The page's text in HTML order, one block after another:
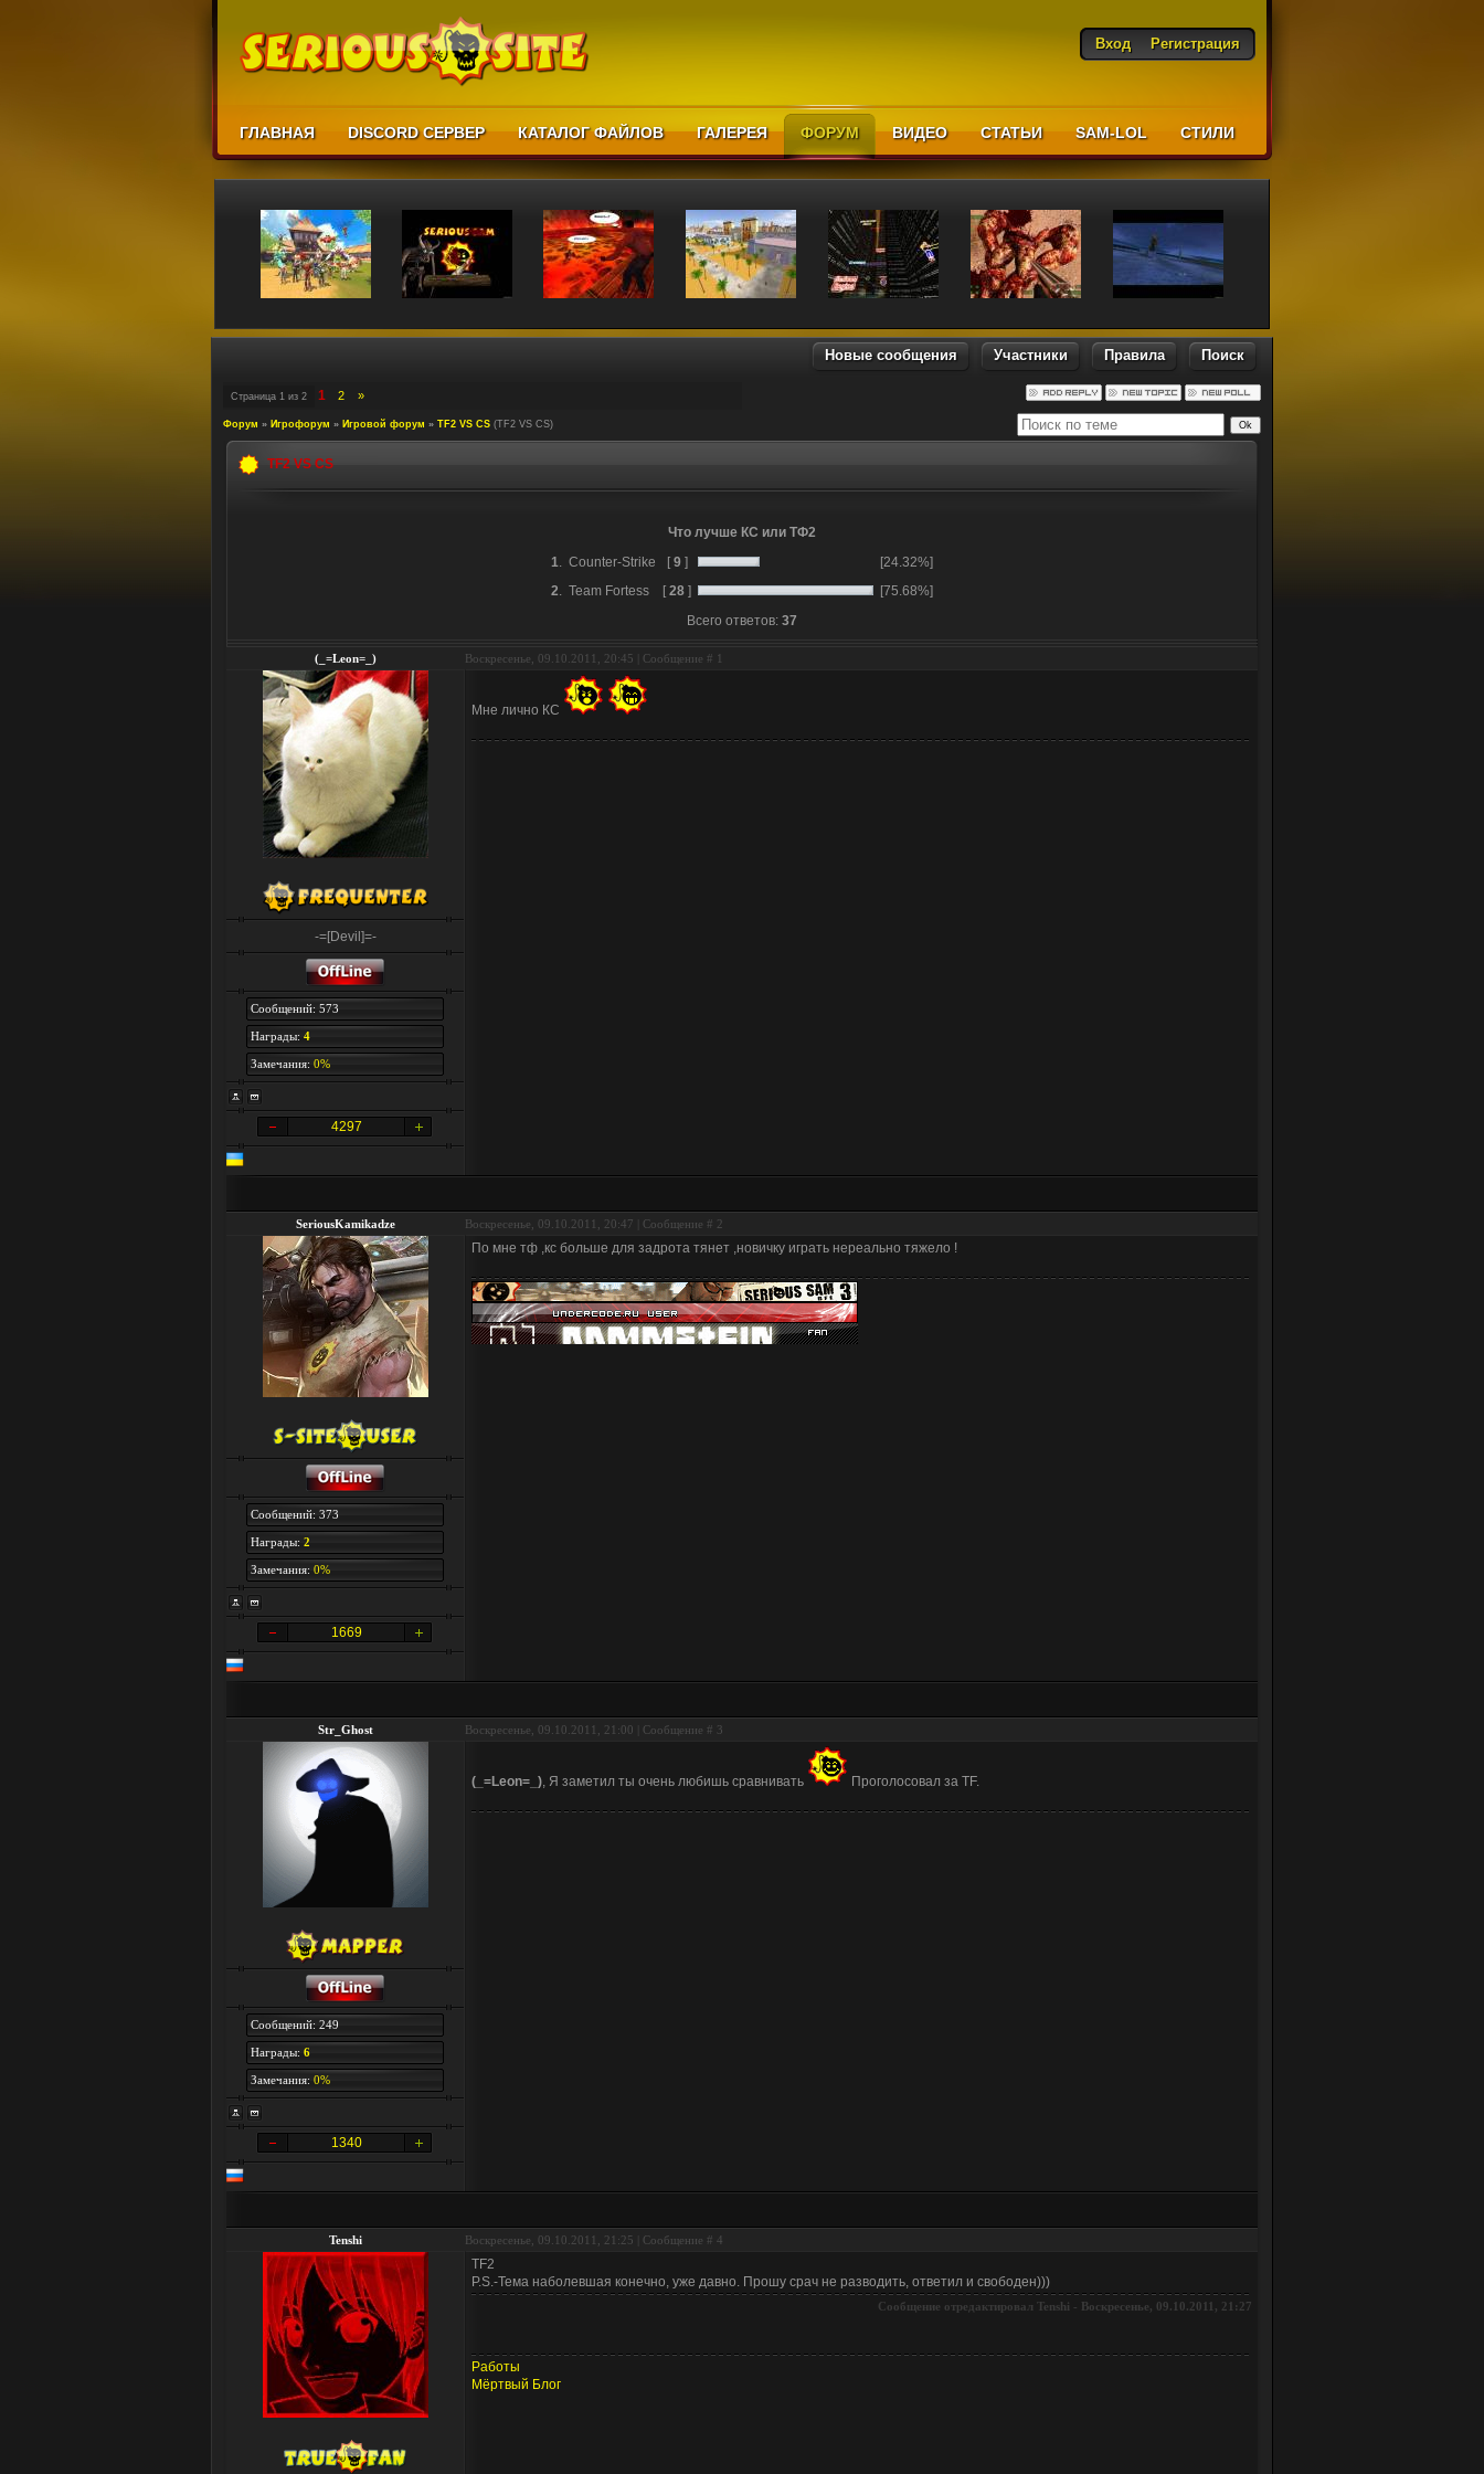
Вход Регистрация
ГЛАВНАЯ DISCORD СЕРВЕР КАТАЛОГ ФАЙЛОВ ГАЛЕРЕЯ ФОРУМ ВИДЕО СТАТЬИ SAM-LOL CТИЛИ
Новые сообщения Участники Правила Поиск
Страница 1 из 2 1 2 »
Форум » Игрофорум » Игровой форум » TF2 VS CS (TF2 VS CS)
TF2 VS CS
Что лучше КС или ТФ2
1. Counter-Strike [ 9]
[24.32%]
2. Team Fortess [ 28 ]
[75.68%]
Всего ответов: 37
(_=Leon=_) Воскресенье, 09.10.2011, 20:45 | Сообщение # 1
-=[Devil]=-
Сообщений: 573
Награды: 4
Замечания: 0%
4297
Мне лично КС
SeriousKamikadze Воскресенье, 09.10.2011, 20:47 | Сообщение # 2
Сообщений: 373
Награды: 2
Замечания: 0%
1669
По мне тф ,кс больше для задрота тянет ,новичку играть нереально тяжело !
Str_Ghost Воскресенье, 09.10.2011, 21:00 | Сообщение # 3
Сообщений: 249
Награды: 6
Замечания: 0%
1340
(_=Leon=_), Я заметил ты очень любишь сравнивать Проголосовал за TF.
Tenshi Воскресенье, 09.10.2011, 21:25 | Сообщение # 4
TF2
P.S.-Тема наболевшая конечно, уже давно. Прошу срач не разводить, ответил и свободен)))
Сообщение отредактировал Tenshi - Воскресенье, 09.10.2011, 21:27
Работы
Мёртвый Блог